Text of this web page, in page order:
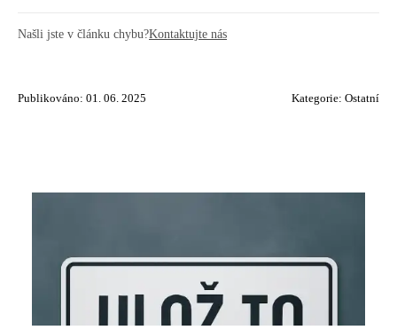
Našli jste v článku chybu?Kontaktujte nás
Publikováno: 01. 06. 2025 Kategorie: Ostatní